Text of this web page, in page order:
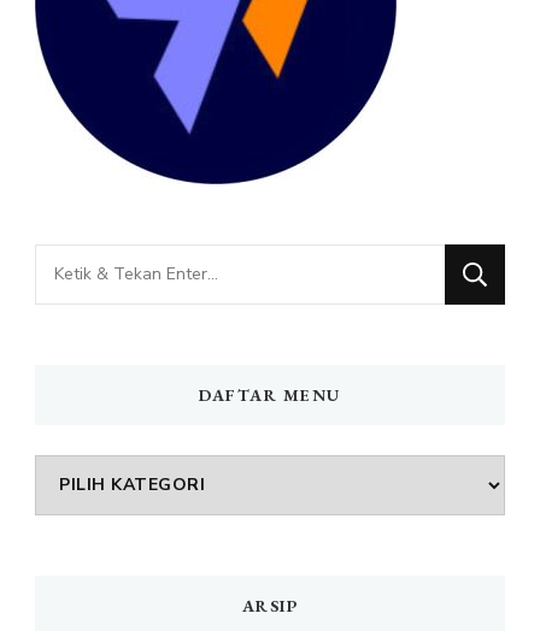
Mencari
Sesuatu?
DAFTAR MENU
DAFTAR
MENU
ARSIP